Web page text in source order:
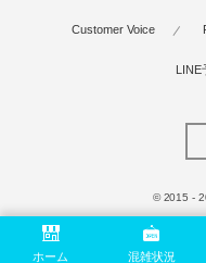
Customer Voice
LINE
© 2015 -
ホーム 混雑状況